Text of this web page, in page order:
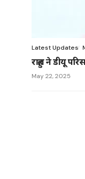
Latest Updates
राहुल ने डीयू
May 22, 2025